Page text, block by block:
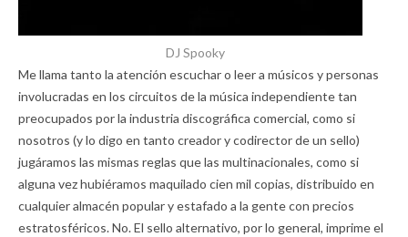
DJ Spooky
Me llama tanto la atención escuchar o leer a músicos y personas
involucradas en los circuitos de la música independiente tan
preocupados por la industria discográfica comercial, como si
nosotros (y lo digo en tanto creador y codirector de un sello)
jugáramos las mismas reglas que las multinacionales, como si
alguna vez hubiéramos maquilado cien mil copias, distribuido en
cualquier almacén popular y estafado a la gente con precios
estratosféricos. No. El sello alternativo, por lo general, imprime el